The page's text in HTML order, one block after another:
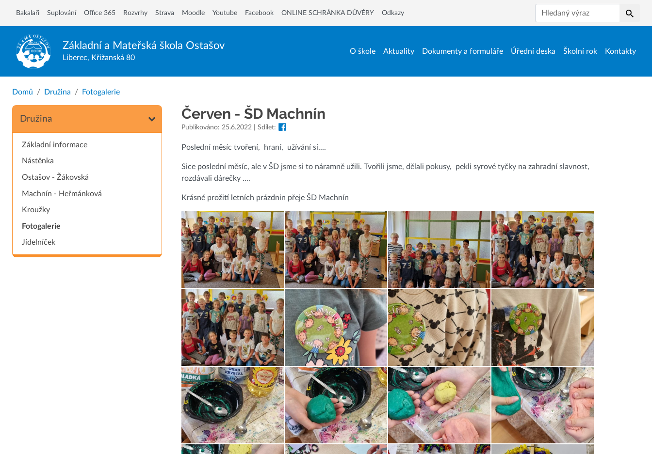
Základní a Mateřská škola Ostašov
Liberec, Křižanská 80
O škole Aktuality Dokumenty a formuláře Úřední deska Školní rok Kontakty
Bakalaři Suplování Office 365 Rozvrhy Strava Moodle Youtube Facebook ONLINE SCHRÁNKA DŮVĚRY Odkazy
Hledat
Domů Družina Fotogalerie
Družina
Základní informace
Nástěnka
Ostašov - Žákovská
Machnín - Heřmánková
Kroužky
Fotogalerie
Jídelníček
Červen - ŠD Machnín
Publikováno: 25.6.2022 | Sdílet:
Poslední měsíc tvoření, hraní, užívání si....
Sice poslední měsíc, ale v ŠD jsme si to náramně užili. Tvořili jsme, dělali pokusy, pekli syrové tyčky na zahradní slavnost,
rozdávali dárečky ....
Krásné prožití letních prázdnin přeje ŠD Machnín